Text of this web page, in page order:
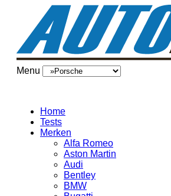
Menu
Home
Tests
Merken
Alfa Romeo
Aston Martin
Audi
Bentley
BMW